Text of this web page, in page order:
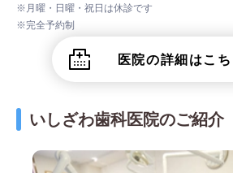
※月曜・日曜・祝日は休診です
※完全予約制
医院の詳細はこち
いしざわ歯科医院のご紹介